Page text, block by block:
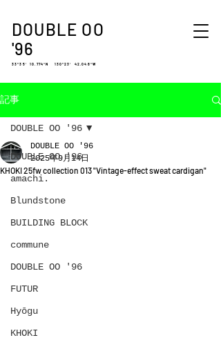
DOUBLE OO
'96
33°35′ 10.774″N 130°23′ 42.048″W
記事
DOUBLE OO '96
amachi.
Blundstone
BUILDING BLOCK
commune
DOUBLE OO '96
FUTUR
Hyōgu
KHOKI
DOUBLE OO '96
KHOKI 25fw collection 013 "Vintage-effect sweat cardigan"
DOUBLE OO '96
2025年9月14日